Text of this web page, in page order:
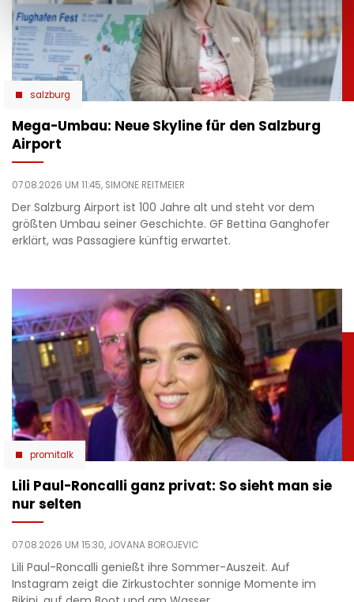
salzburg
Mega-Umbau: Neue Skyline für den Salzburg
Airport
07.08.2026 UM 11:45, SIMONE REITMEIER
Der Salzburg Airport ist 100 Jahre alt und steht vor dem
größten Umbau seiner Geschichte. GF Bettina Ganghofer
erklärt, was Passagiere künftig erwartet.
promitalk
Lili Paul-Roncalli ganz privat: So sieht man sie
nur selten
07.08.2026 UM 15:30, JOVANA BOROJEVIC
Lili Paul-Roncalli genießt ihre Sommer-Auszeit. Auf
Instagram zeigt die Zirkustochter sonnige Momente im